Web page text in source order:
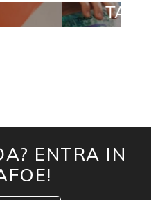
TAILOR MADE
ENTRA IN